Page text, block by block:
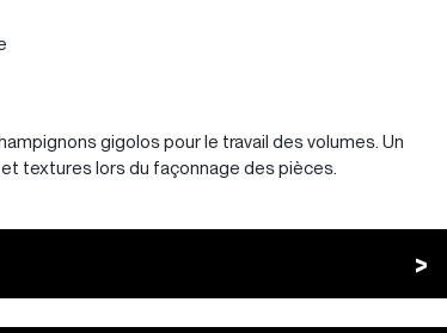
gigolos pour le travail des volumes. Un
textures lors du façonnage des pièces.